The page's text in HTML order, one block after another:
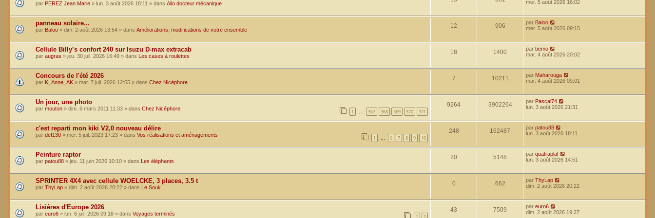
par PEREZ Jean Marie » lun. 3 août 2026 18:11 » dans Allo docteur mécanique
mer. 5 août 2026 16:02
panneau solaire...
par Baloo » dim. 2 août 2026 13:54 » dans Améliorations, modifications de votre ensemble
12 906 par Baloo
mer. 5 août 2026 09:15
Cellule Billy’s confort 240 sur Isuzu D-max extracab
par augras » jeu. 30 juil. 2026 16:49 » dans Les cases à roulettes
18 1400 par bemo
mar. 4 août 2026 20:02
Concours de l'été 2026
par K_Anne_AK » mar. 7 juil. 2026 12:55 » dans Chez Nicéphore
7 10211 par Maharouga
mar. 4 août 2026 09:01
Un jour, une photo
par mouton » dim. 6 mars 2011 11:33 » dans Chez Nicéphore 1 … 367 368 369 370 371
9264 3902264 par Pascal74
lun. 3 août 2026 21:31
c'est reparti mon kiki V2,0 nouveau délire
par def130 » mer. 5 juil. 2023 17:23 » dans Vos réalisations et aménagements 1 … 6 7 8 9 10
248 162487 par patou88
lun. 3 août 2026 18:11
Peinture raptor
par patou88 » jeu. 11 juin 2026 10:10 » dans Les éléphants
20 5148 par quatraplaf
lun. 3 août 2026 14:51
SPRINTER 4X4 avec cellule WOELCKE, 3 places, 3.5 t
par ThyLap » dim. 2 août 2026 20:22 » dans Le Souk
0 662 par ThyLap
dim. 2 août 2026 20:22
Lisières d'Europe 2026
par euro6 » lun. 6 juil. 2026 09:18 » dans Voyages terminés 1 2
43 7509 par euro6
dim. 2 août 2026 19:27